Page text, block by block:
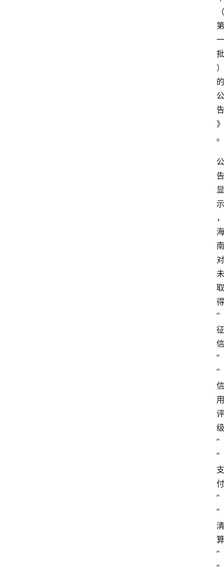
（
第
一
批
）
的
公
告
》
。
公
告
显
示
，
海
南
对
未
取
得
“
征
信
”
“
信
用
评
级
”
“
支
付
”
“
清
算
”
“